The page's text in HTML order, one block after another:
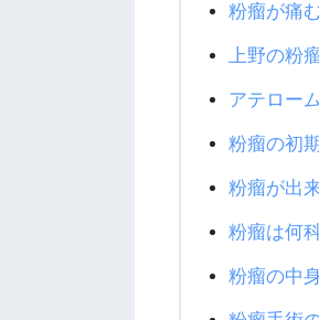
粉瘤が痛
上野の粉
アテロー
粉瘤の初
粉瘤が出
粉瘤は何
粉瘤の中